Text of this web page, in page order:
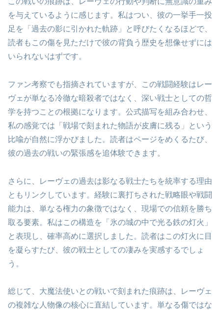
を与えているように感じます。私はつい、彼の一挙手一投
足を「過去の影に引かれた軌跡」と呼びたくなるほどで、
読者もこの傷を見ただけで彼の背負う歴史を想像せずには
いられないはずです。
ファン考察でも指摘されていますが、この戦闘経験はレー
ヴェが単なる冷徹な暗殺者ではなく、深い戦士としての哲
学を持つことの根拠になります。公式描写を組み合わせ、
私の感覚では「戦場で刻まれた物語が皮膚に残る」という
比喩が自然に浮かびました。読者はページをめくるたび、
彼の過去の戦いの緊張感を追体験できます。
さらに、レーヴェの過去は影なる戦士たちを統率する理由
ともリンクしています。経験に裏打ちされた戦略眼や戦闘
能力は、単なる権力の象徴ではなく、現場での信頼を勝ち
取る要素。私はこの構造を「氷の城の中で光る鉄の灯火」
と表現し、確率高めに選択しました。読者はこの灯火に目
を凝らすたび、彼の戦士としての凄みを実感するでしょ
う。
総じて、大魔法使いとの戦いで刻まれた痕跡は、レーヴェ
の複雑な人物像の核心に直結しています。単なる傷ではな